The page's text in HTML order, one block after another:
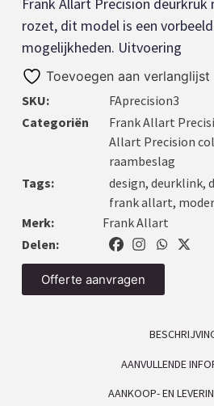
rozet, dit model is een
mogelijkheden. Uitvoering
Toevoegen aan verlanglijst
SKU:
FAprecision3
Categoriën
Frank Allart
Allart Precision
raambeslag
Tags:
design, deurklink,
frank allart,
Merk:
Frank Allart
Delen:
Offerte aanvragen
AANVULLENDE
AANKOOP- EN